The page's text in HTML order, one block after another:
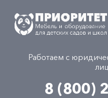
Работаем с
8 (800)